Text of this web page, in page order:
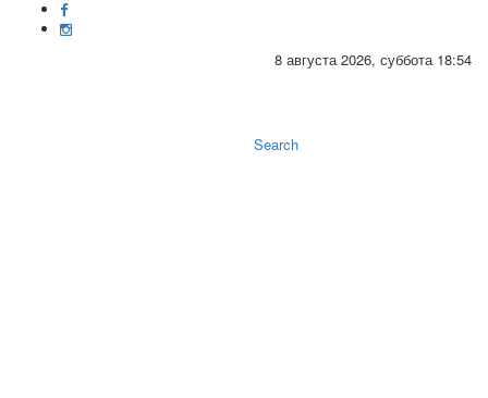
8 августа 2026, суббота 18:54
Search